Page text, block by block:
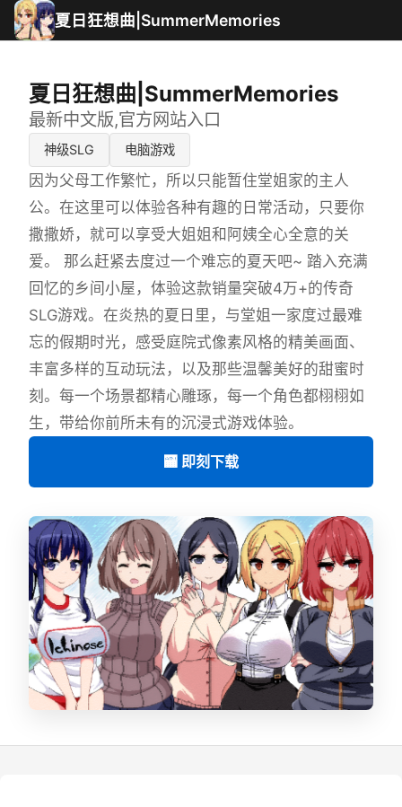
夏日狂想曲|SummerMemories
夏日狂想曲|SummerMemories
最新中文版,官方网站入口
神级SLG 电脑游戏
因为父母工作繁忙，所以只能暂住堂姐家的主人
公。在这里可以体验各种有趣的日常活动，只要你
撒撒娇，就可以享受大姐姐和阿姨全心全意的关
爱。 那么赶紧去度过一个难忘的夏天吧~ 踏入充满
回忆的乡间小屋，体验这款销量突破4万+的传奇
SLG游戏。在炎热的夏日里，与堂姐一家度过最难
忘的假期时光，感受庭院式像素风格的精美画面、
丰富多样的互动玩法，以及那些温馨美好的甜蜜时
刻。每一个场景都精心雕琢，每一个角色都栩栩如
生，带给你前所未有的沉浸式游戏体验。
🏧 即刻下载